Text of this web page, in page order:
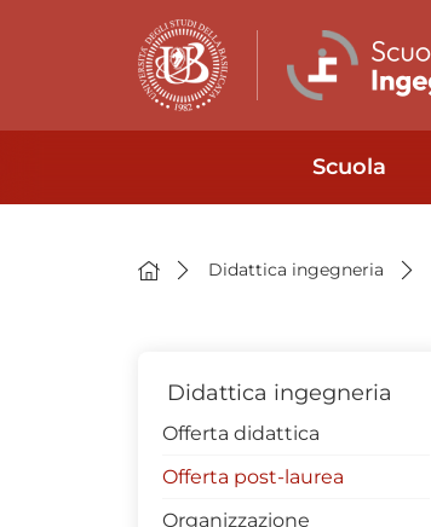
Scuola
Didattica ingegneria
Didattica ingegneria
Offerta didattica
Offerta post-laurea
Organizzazione